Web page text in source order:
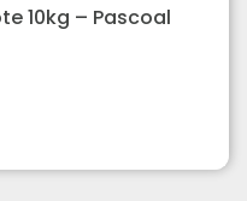
10kg – Pascoal